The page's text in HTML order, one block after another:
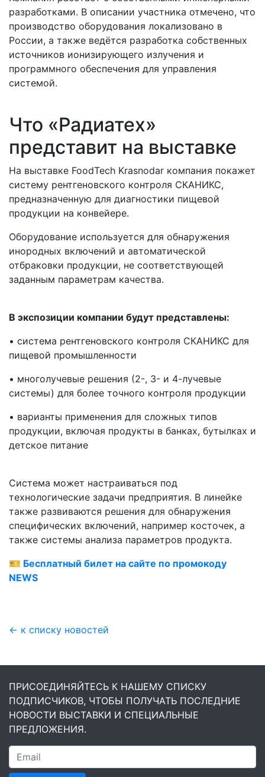
разработками. В описании участника отмечено, что
производство оборудования локализовано в
России, а также ведётся разработка собственных
источников ионизирующего излучения и
программного обеспечения для управления
системой.
Что «Радиатех»
представит на выставке
На выставке FoodTech Krasnodar компания покажет
систему рентгеновского контроля СКАНИКС,
предназначенную для диагностики пищевой
продукции на конвейере.
Оборудование используется для обнаружения
инородных включений и автоматической
отбраковки продукции, не соответствующей
заданным параметрам качества.
В экспозиции компании будут представлены:
• система рентгеновского контроля СКАНИКС для
пищевой промышленности
• многолучевые решения (2-, 3- и 4-лучевые
системы) для более точного контроля продукции
• варианты применения для сложных типов
продукции, включая продукты в банках, бутылках и
детское питание
Система может настраиваться под
технологические задачи предприятия. В линейке
также развиваются решения для обнаружения
специфических включений, например косточек, а
также системы анализа параметров продукта.
🎫 Бесплатный билет на сайте по промокоду
NEWS
← к списку новостей
ПРИСОЕДИНЯЙТЕСЬ К НАШЕМУ СПИСКУ
ПОДПИСЧИКОВ, ЧТОБЫ ПОЛУЧАТЬ ПОСЛЕДНИЕ
НОВОСТИ ВЫСТАВКИ И СПЕЦИАЛЬНЫЕ
ПРЕДЛОЖЕНИЯ.